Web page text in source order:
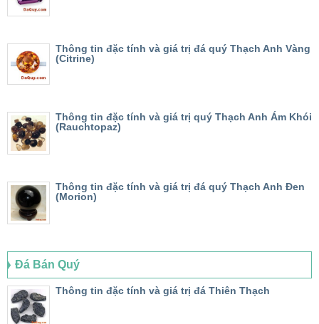
Thông tin đặc tính và giá trị đá quý Thạch Anh Vàng
(Citrine)
Thông tin đặc tính và giá trị quý Thạch Anh Ám Khói
(Rauchtopaz)
Thông tin đặc tính và giá trị đá quý Thạch Anh Đen
(Morion)
Đá Bán Quý
Thông tin đặc tính và giá trị đá Thiên Thạch